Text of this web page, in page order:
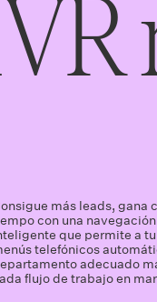
más leads, gana
con una
que permite a
telefónicos
adecuado
flujo de trabajo en